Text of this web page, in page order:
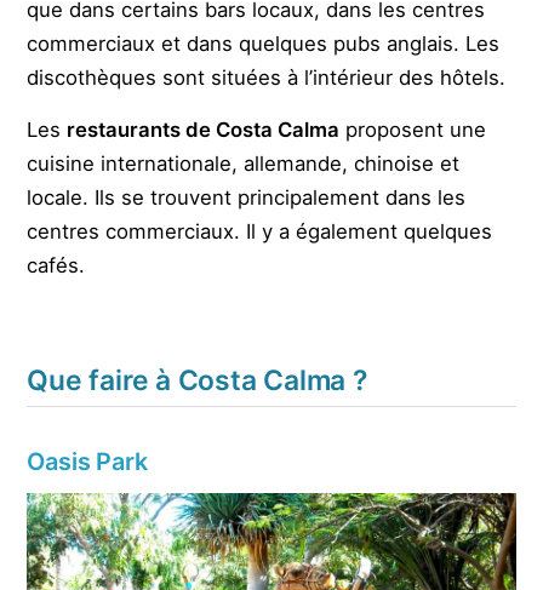
que dans certains bars locaux, dans les centres
commerciaux et dans quelques pubs anglais. Les
discothèques sont situées à l’intérieur des hôtels.
Les restaurants de Costa Calma proposent une
cuisine internationale, allemande, chinoise et
locale. Ils se trouvent principalement dans les
centres commerciaux. Il y a également quelques
cafés.
Que faire à Costa Calma ?
Oasis Park